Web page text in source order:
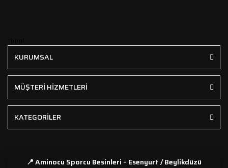
KURUMSAL
MÜŞTERİ HİZMETLERİ
KATEGORİLER
📍 Aminocu Sporcu Besinleri – Esenyurt / Beylikdüzü